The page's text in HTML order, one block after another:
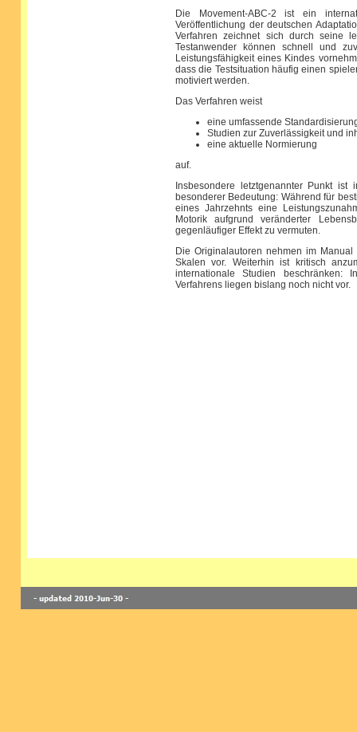
Die Movement-ABC-2 ist ein
Veröffentlichung der deutschen
Verfahren zeichnet sich durch seine
Testanwender können schnell und
Leistungsfähigkeit eines Kindes
dass die Testsituation häufig einen
motiviert werden.
Das Verfahren weist
eine umfassende
Studien zur Zuverlässigkeit und
eine aktuelle Normierung
auf.
Insbesondere letztgenannter Punkt
besonderer Bedeutung: Während für
eines Jahrzehnts eine
Motorik aufgrund veränderter
gegenläufiger Effekt zu vermuten.
Die Originalautoren nehmen im
Skalen vor. Weiterhin ist kritisch
internationale Studien beschränken:
Verfahrens liegen bislang noch nicht vor.